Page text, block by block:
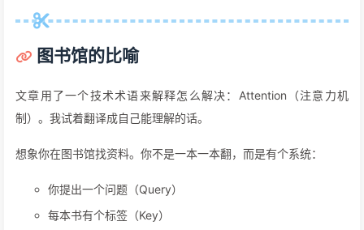
图书馆的比喻
文章用了一个技术术语来解释怎么解决：Attention（注意力机
制）。我试着翻译成自己能理解的话。
想象你在图书馆找资料。你不是一本一本翻，而是有个系统：
你提出一个问题（Query）
每本书有个标签（Key）